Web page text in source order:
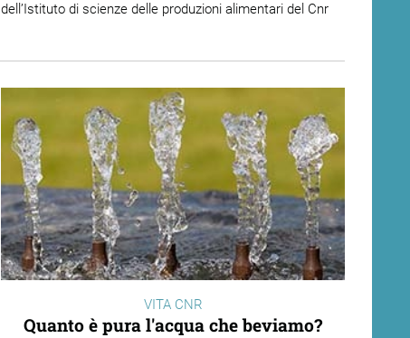
dell’Istituto di scienze delle produzioni alimentari del Cnr
VITA CNR
Quanto è pura l'acqua che beviamo?